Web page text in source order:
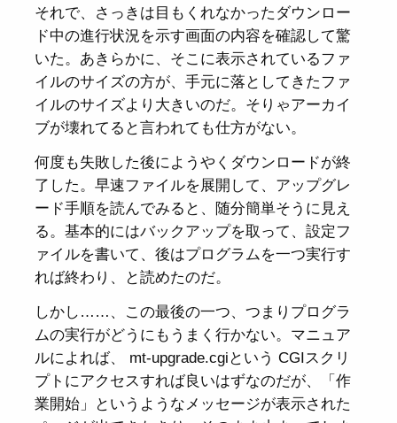
それで、さっきは目もくれなかったダウンロー
ド中の進行状況を示す画面の内容を確認して驚
いた。あきらかに、そこに表示されているファ
イルのサイズの方が、手元に落としてきたファ
イルのサイズより大きいのだ。そりゃアーカイ
ブが壊れてると言われても仕方がない。
何度も失敗した後にようやくダウンロードが終
了した。早速ファイルを展開して、アップグレ
ード手順を読んでみると、随分簡単そうに見え
る。基本的にはバックアップを取って、設定フ
ァイルを書いて、後はプログラムを一つ実行す
れば終わり、と読めたのだ。
しかし……、この最後の一つ、つまりプログラ
ムの実行がどうにもうまく行かない。マニュア
ルによれば、 mt-upgrade.cgiという CGIスクリ
プトにアクセスすれば良いはずなのだが、「作
業開始」というようなメッセージが表示された